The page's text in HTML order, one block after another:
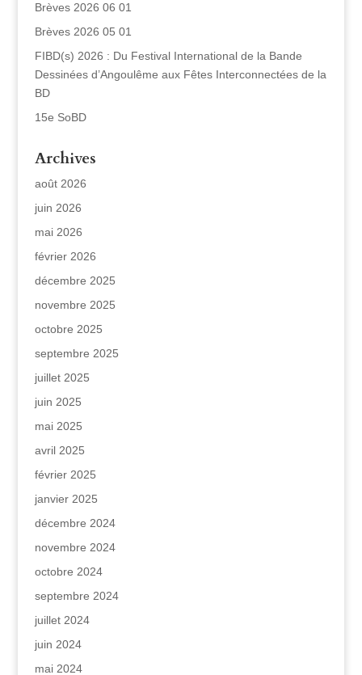
Brèves 2026 06 01
Brèves 2026 05 01
FIBD(s) 2026 : Du Festival International de la Bande
Dessinées d’Angoulême aux Fêtes Interconnectées de la
BD
15e SoBD
Archives
août 2026
juin 2026
mai 2026
février 2026
décembre 2025
novembre 2025
octobre 2025
septembre 2025
juillet 2025
juin 2025
mai 2025
avril 2025
février 2025
janvier 2025
décembre 2024
novembre 2024
octobre 2024
septembre 2024
juillet 2024
juin 2024
mai 2024